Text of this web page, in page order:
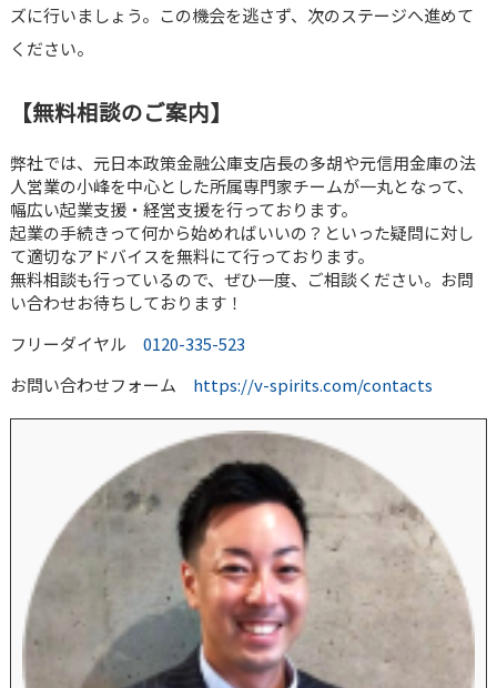
ズに行いましょう。この機会を逃さず、次のステージへ進めて
ください。
【無料相談のご案内】
弊社では、元日本政策金融公庫支店長の多胡や元信用金庫の法
人営業の小峰を中心とした所属専門家チームが一丸となって、
幅広い起業支援・経営支援を行っております。
起業の手続きって何から始めればいいの？といった疑問に対し
て適切なアドバイスを無料にて行っております。
無料相談も行っているので、ぜひ一度、ご相談ください。お問
い合わせお待ちしております！
フリーダイヤル 0120-335-523
お問い合わせフォーム https://v-spirits.com/contacts